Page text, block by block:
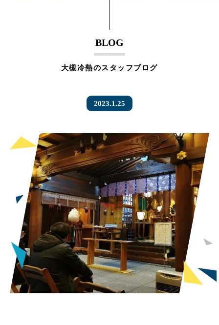
BLOG
大槻冷熱のスタッフブログ
2023.1.25